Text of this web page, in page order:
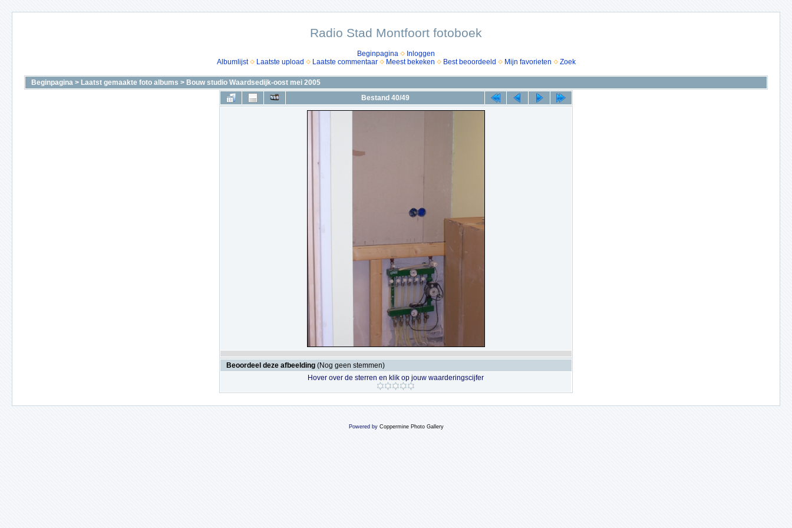
Radio Stad Montfoort fotoboek
Beginpagina
Inloggen
Albumlijst
Laatste upload Laatste commentaar Meest bekeken Best beoordeeld Mijn favorieten Zoek
Beginpagina > Laatst gemaakte foto albums > Bouw studio Waardsedijk-oost mei 2005
Bestand 40/49
Beoordeel deze afbeelding (Nog geen stemmen)
Hover over de sterren en klik op jouw waarderingscijfer
Powered by Coppermine Photo Gallery